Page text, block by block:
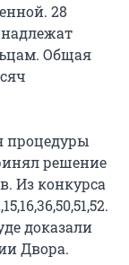
28
Общая
процедуры
решение
Из конкурса
доказали
Двора.